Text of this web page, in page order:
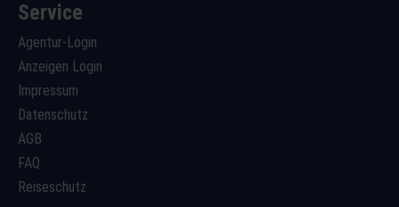
Service
Agentur-Login
Anzeigen Login
Impressum
Datenschutz
AGB
FAQ
Reiseschutz